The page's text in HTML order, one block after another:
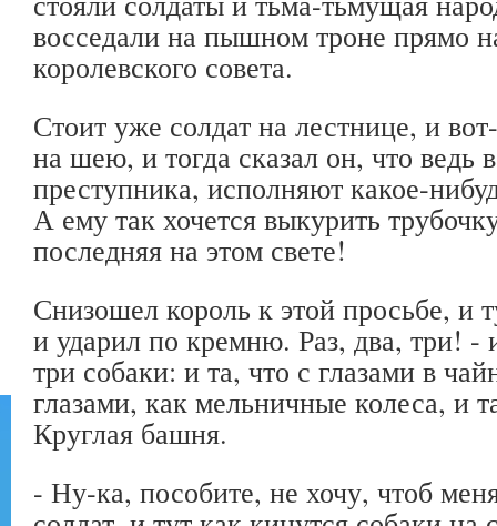
восседали на пышном троне прямо
королевского совета.
Стоит уже солдат на лестнице, и
на шею, и тогда сказал он, что ведь
преступника, исполняют какое-
А ему так хочется выкурить
последняя на этом свете!
Снизошел король к этой просьбе, и
и ударил по кремню. Раз, два, три! -
три собаки: и та, что с глазами в
глазами, как мельничные колеса, и
Круглая башня.
- Ну-ка, пособите, не хочу, чтоб